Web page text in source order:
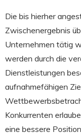
Die bis hierher
Zwischenergebnis
Unternehmen tätig
werden durch die
Dienstleistungen
aufnahmefähigen
Konkurrenten
eine bessere